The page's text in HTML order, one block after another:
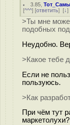
3.85 ,
[^^^] [ответить] [↓
>Ты мне
подобных
Неудобно.
>Какое тебе
Если не
пользуюсь.
>Как
При чём тут
маркетолухи?